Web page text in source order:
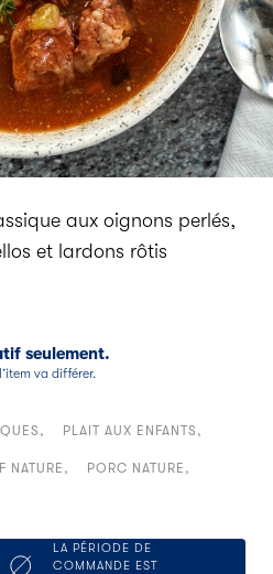
aux oignons perlés,
et lardons rôtis
seulement.
va différer.
PLAIT AUX ENFANTS
NATURE PORC NATURE
LA PÉRIODE DE
COMMANDE EST